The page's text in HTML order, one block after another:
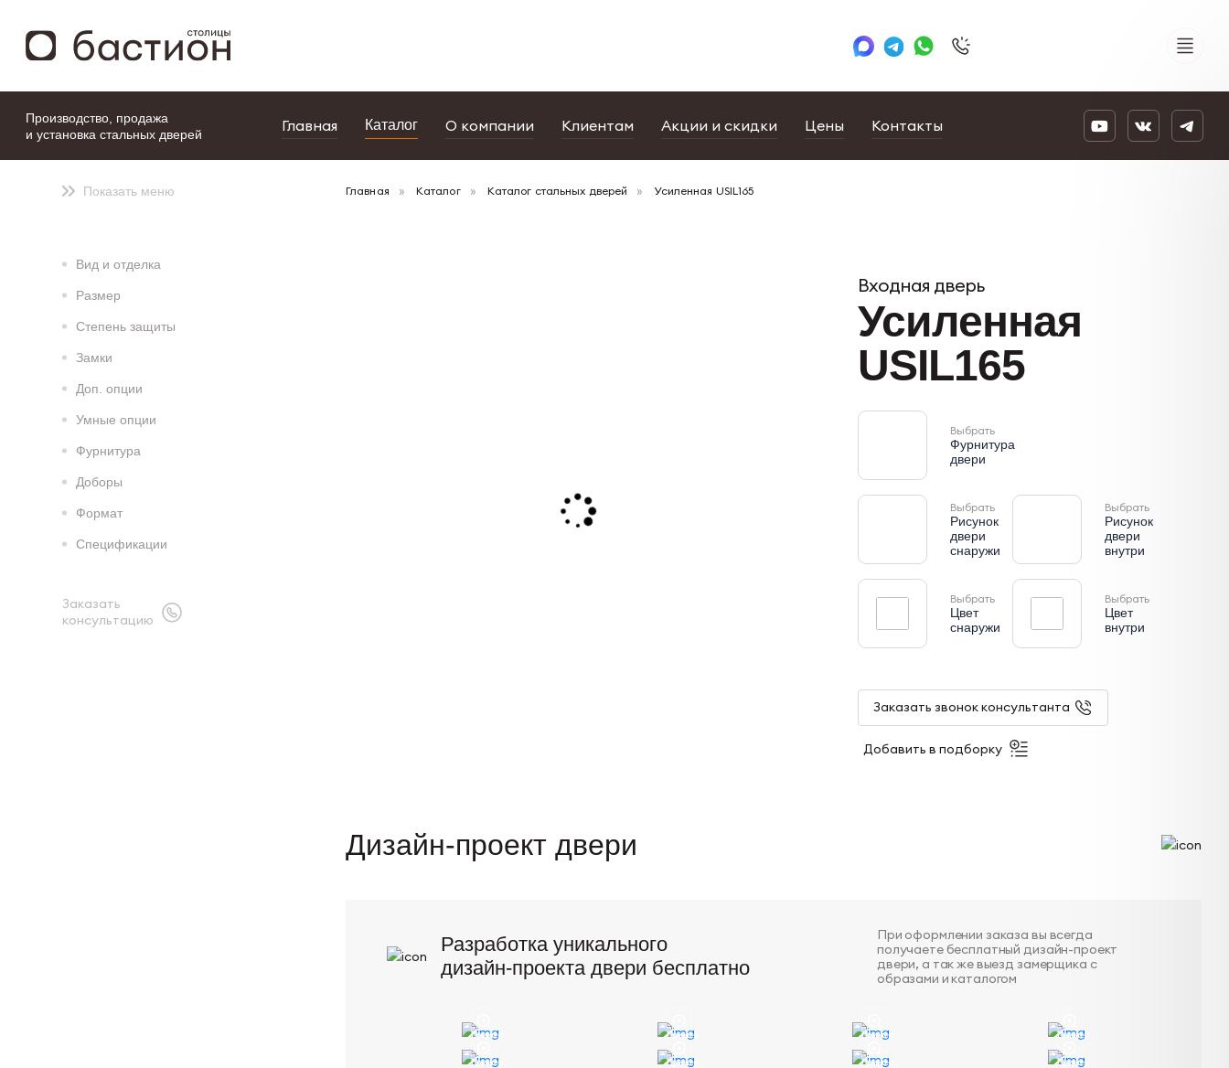
Производство, продажа
и установка стальных дверей
Главная Каталог О компании Клиентам Акции и скидки Цены Контакты
Показать меню
Вид и отделка
Размер
Степень защиты
Замки
Доп. опции
Умные опции
Фурнитура
Доборы
Формат
Спецификации
Заказать
консультацию
Главная Каталог Каталог стальных дверей Усиленная USIL165
Входная дверь
Усиленная
USIL165
Выбрать
Фурнитура
двери
Выбрать
Рисунок
двери
снаружи
Выбрать
Рисунок
двери
внутри
Выбрать
Цвет
снаружи
Выбрать
Цвет
внутри
Заказать звонок консультанта
Дизайн-проект двери
Разработка уникального
дизайн-проекта двери бесплатно
При оформлении заказа вы всегда
получаете бесплатный дизайн-проект
двери, а так же выезд замерщика с
образами и каталогом
Пример Пример Пример Пример
Пример Пример Пример Пример